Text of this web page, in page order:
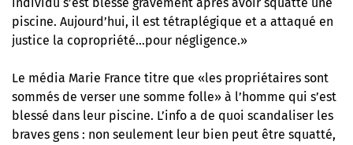
piscine. Aujourd’hui, il est tétraplégique et a attaqué en
justice la copropriété…pour négligence.»
Le média Marie France titre que «les propriétaires sont
sommés de verser une somme folle» à l’homme qui s’est
blessé dans leur piscine. L’info a de quoi scandaliser les
braves gens : non seulement leur bien peut être squatté,